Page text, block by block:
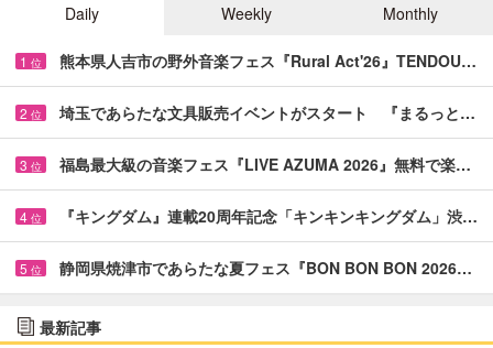
Daily
Weekly Monthly
1 位 熊本県人吉市の野外音楽フェス『Rural Act'26』TENDOU…
2 位 埼玉であらたな文具販売イベントがスタート 『まるっと…
3 位 福島最大級の音楽フェス『LIVE AZUMA 2026』無料で楽…
4 位 『キングダム』連載20周年記念「キンキンキングダム」渋…
5 位 静岡県焼津市であらたな夏フェス『BON BON BON 2026…
最新記事